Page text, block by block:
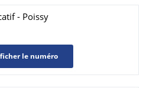
- Poissy
le numéro